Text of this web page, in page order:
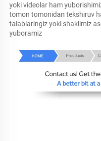
yoki videolar ham
tomon tomonidan tekshiruv
talablaringiz yoki shaklimiz
yuboramiz